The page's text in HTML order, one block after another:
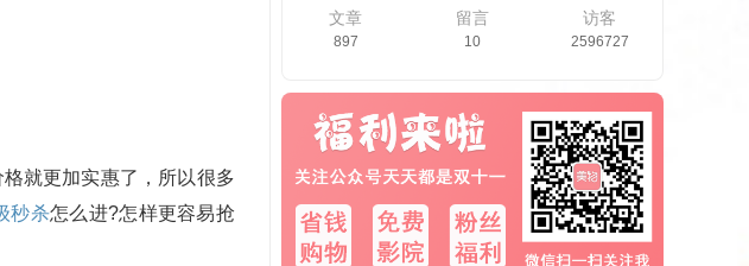
就更加实惠了，所以很多
秒杀怎么进?怎样更容易抢
文章
897
留言
10
访客
2596727